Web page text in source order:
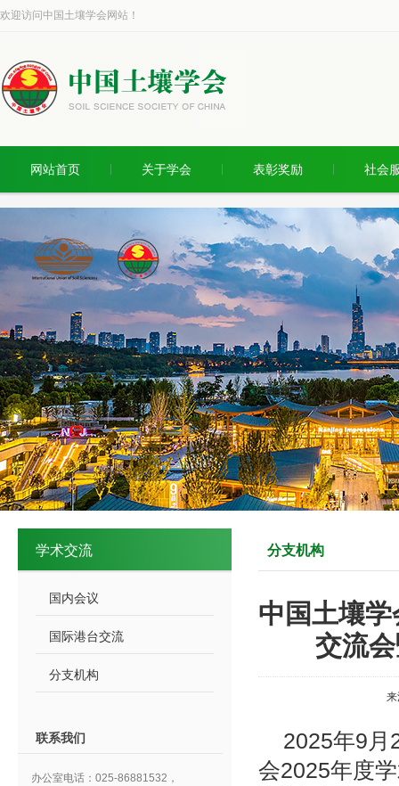
欢迎访问中国土壤学会网站！
网站首页 关于学会 表彰奖励 社会
学术交流
国内会议
国际港台交流
分支机构
联系我们
办公室电话：025-86881532，
分支机构
中国土壤
交流
2025年9月
会2025年度